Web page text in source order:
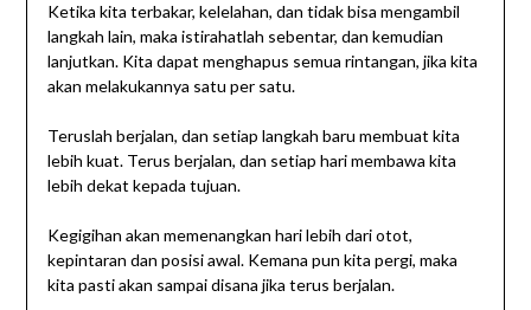
Ketika kita terbakar, kelelahan, dan tidak bisa mengambil
langkah lain, maka istirahatlah sebentar, dan kemudian
lanjutkan. Kita dapat menghapus semua rintangan, jika kita
akan melakukannya satu per satu.
Teruslah berjalan, dan setiap langkah baru membuat kita
lebih kuat. Terus berjalan, dan setiap hari membawa kita
lebih dekat kepada tujuan.
Kegigihan akan memenangkan hari lebih dari otot,
kepintaran dan posisi awal. Kemana pun kita pergi, maka
kita pasti akan sampai disana jika terus berjalan.